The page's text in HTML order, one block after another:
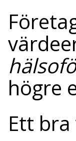
högre
Ett